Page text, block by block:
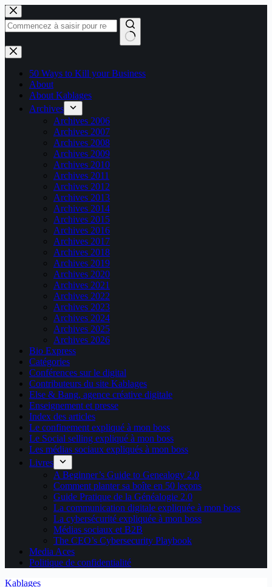
Passer
au
contenu
Aucun
résultat
50 Ways to Kill your Business
About
About Kablages
Archives
Archives 2006
Archives 2007
Archives 2008
Archives 2009
Archives 2010
Archives 2011
Archives 2012
Archives 2013
Archives 2014
Archives 2015
Archives 2016
Archives 2017
Archives 2018
Archives 2019
Archives 2020
Archives 2021
Archives 2022
Archives 2023
Archives 2024
Archives 2025
Archives 2026
Bio Express
Catégories
Conférences sur le digital
Contributeurs du site Kablages
Else & Bang, agence créative digitale
Enseignement et presse
Index des articles
Le confinement expliqué à mon boss
Le Social selling expliqué à mon boss
Les médias sociaux expliqués à mon boss
Livres
A Beginner’s Guide to Genealogy 2.0
Comment planter sa boîte en 50 leçons
Guide Pratique de la Généalogie 2.0
La communication digitale expliquée à mon boss
La cybersécurité expliquée à mon boss
Médias sociaux et B2B
The CEO’s Cybersecurity Playbook
Media Aces
Politique de confidentialité
Kablages